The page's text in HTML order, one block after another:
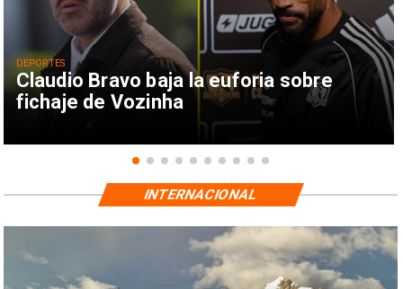
Claudio Bravo baja la euforia sobre
fichaje de Vozinha
DEPORTES
INTERNACIONAL